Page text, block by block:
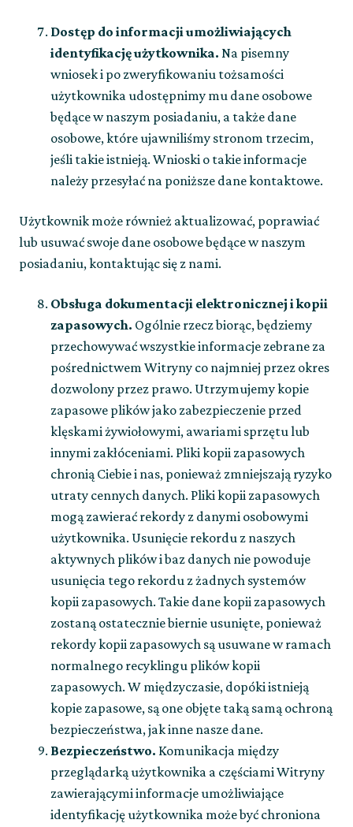
Dostęp do informacji umożliwiających
identyfikację użytkownika. Na pisemny
wniosek i po zweryfikowaniu tożsamości
użytkownika udostępnimy mu dane osobowe
będące w naszym posiadaniu, a także dane
osobowe, które ujawniliśmy stronom trzecim,
jeśli takie istnieją. Wnioski o takie informacje
należy przesyłać na poniższe dane kontaktowe.
Użytkownik może również aktualizować, poprawiać
lub usuwać swoje dane osobowe będące w naszym
posiadaniu, kontaktując się z nami.
Obsługa dokumentacji elektronicznej i kopii
zapasowych. Ogólnie rzecz biorąc, będziemy
przechowywać wszystkie informacje zebrane za
pośrednictwem Witryny co najmniej przez okres
dozwolony przez prawo. Utrzymujemy kopie
zapasowe plików jako zabezpieczenie przed
klęskami żywiołowymi, awariami sprzętu lub
innymi zakłóceniami. Pliki kopii zapasowych
chronią Ciebie i nas, ponieważ zmniejszają ryzyko
utraty cennych danych. Pliki kopii zapasowych
mogą zawierać rekordy z danymi osobowymi
użytkownika. Usunięcie rekordu z naszych
aktywnych plików i baz danych nie powoduje
usunięcia tego rekordu z żadnych systemów
kopii zapasowych. Takie dane kopii zapasowych
zostaną ostatecznie biernie usunięte, ponieważ
rekordy kopii zapasowych są usuwane w ramach
normalnego recyklingu plików kopii
zapasowych. W międzyczasie, dopóki istnieją
kopie zapasowe, są one objęte taką samą ochroną
bezpieczeństwa, jak inne nasze dane.
Bezpieczeństwo. Komunikacja między
przeglądarką użytkownika a częściami Witryny
zawierającymi informacje umożliwiające
identyfikację użytkownika może być chroniona